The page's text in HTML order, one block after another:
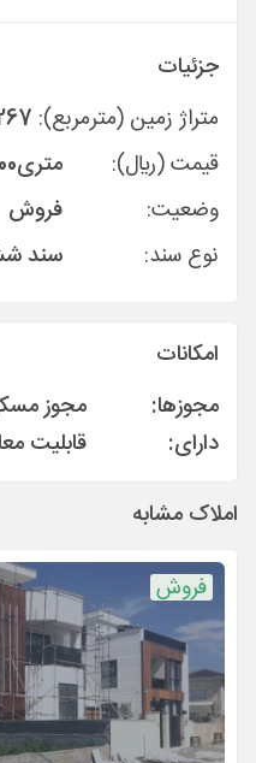
جزئیات
متراژ زمین (مترمربع): 267
قیمت (ريال):
متری
وضعیت:
فروش
نوع سند:
سند
امکانات
مجوزها:
مجوز مسکونی تا ۲
دارای:
قابلیت
املاک مشابه
فروش